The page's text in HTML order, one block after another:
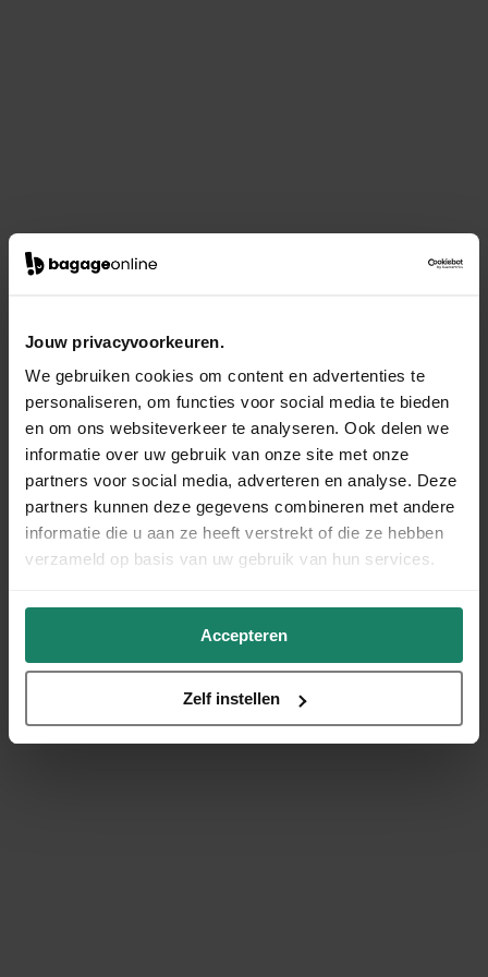
Jouw privacyvoorkeuren.
We gebruiken cookies om content en advertenties te
personaliseren, om functies voor social media te bieden
en om ons websiteverkeer te analyseren. Ook delen we
informatie over uw gebruik van onze site met onze
partners voor social media, adverteren en analyse. Deze
partners kunnen deze gegevens combineren met andere
informatie die u aan ze heeft verstrekt of die ze hebben
verzameld op basis van uw gebruik van hun services.
Accepteren
Zelf instellen